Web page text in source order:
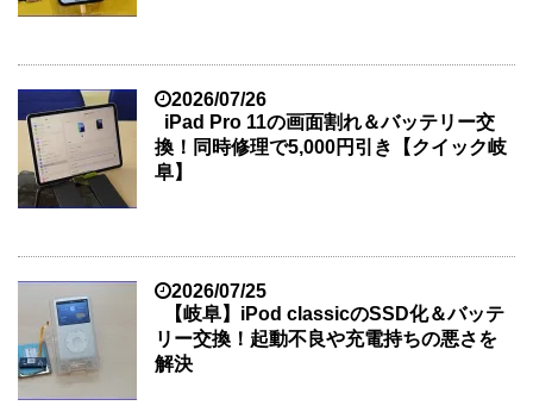
2026/07/26
iPad Pro 11の画面割れ＆バッテリー交
換！同時修理で5,000円引き【クイック岐
阜】
2026/07/25
【岐阜】iPod classicのSSD化＆バッテ
リー交換！起動不良や充電持ちの悪さを
解決